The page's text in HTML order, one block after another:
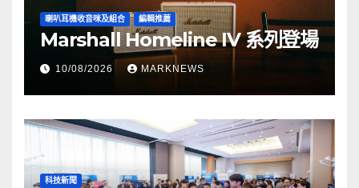
喇叭耳機收音咪及組合 編輯推薦
Marshall Homeline IV 系列登場
10/08/2026 MARKNEWS
科技新聞